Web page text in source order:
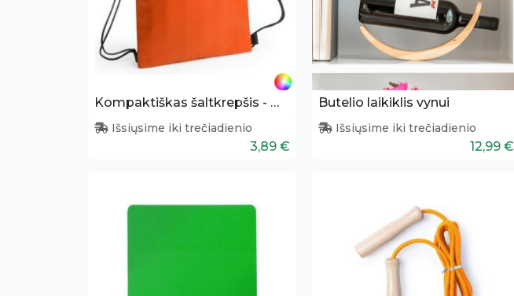
Kompaktiškas šaltkrepšis - maišelis
Išsiųsime iki trečiadienio
3,89 €
Butelio laikiklis vynui
Išsiųsime iki trečiadienio
12,99 €